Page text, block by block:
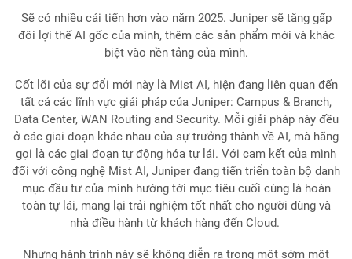
Sẽ có nhiều cải tiến hơn vào năm 2025. Juniper sẽ tăng gấp
đôi lợi thế AI gốc của mình, thêm các sản phẩm mới và khác
biệt vào nền tảng của mình.
Cốt lõi của sự đổi mới này là Mist AI, hiện đang liên quan đến
tất cả các lĩnh vực giải pháp của Juniper: Campus & Branch,
Data Center, WAN Routing and Security. Mỗi giải pháp này đều
ở các giai đoạn khác nhau của sự trưởng thành về AI, mà hãng
gọi là các giai đoạn tự động hóa tự lái. Với cam kết của mình
đối với công nghệ Mist AI, Juniper đang tiến triển toàn bộ danh
mục đầu tư của mình hướng tới mục tiêu cuối cùng là hoàn
toàn tự lái, mang lại trải nghiệm tốt nhất cho người dùng và
nhà điều hành từ khách hàng đến Cloud.
Nhưng hành trình này sẽ không diễn ra trong một sớm một